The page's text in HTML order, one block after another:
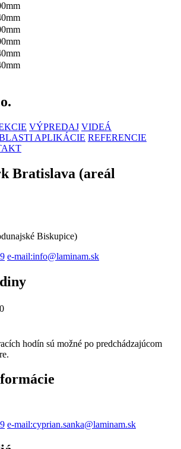
VÝPREDAJ VIDEÁ
APLIKÁCIE REFERENCIE
Bratislava (areál
Biskupice)
e-mail:info@laminam.sk
hodín sú možné po predchádzajúcom
e-mail:cyprian.sanka@laminam.sk